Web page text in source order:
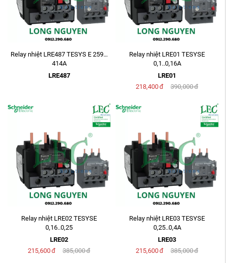
Relay nhiệt LRE487 TESYS E 259…
414A
LRE487
Relay nhiệt LRE01 TESYSE
0,1..0,16A
LRE01
218,400đ 390,000đ
Relay nhiệt LRE02 TESYSE
0,16..0,25
LRE02
215,600đ 385,000đ
Relay nhiệt LRE03 TESYSE
0,25..0,4A
LRE03
215,600đ 385,000đ